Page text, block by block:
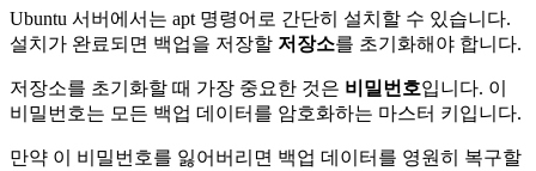
Ubuntu 서버에서는 apt 명령어로 간단히 설치할 수 있습니다.
설치가 완료되면 백업을 저장할 저장소를 초기화해야 합니다.
저장소를 초기화할 때 가장 중요한 것은 비밀번호입니다. 이
비밀번호는 모든 백업 데이터를 암호화하는 마스터 키입니다.
만약 이 비밀번호를 잃어버리면 백업 데이터를 영원히 복구할